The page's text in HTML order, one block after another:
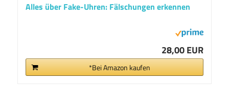
Alles über Fake-Uhren: Fälschungen erkennen
28,00 EUR
*Bei Amazon kaufen